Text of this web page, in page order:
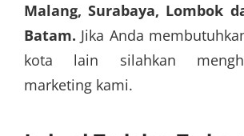
Malang, Surabaya, Lombok
Batam. Jika Anda
kota lain silahkan
marketing kami.